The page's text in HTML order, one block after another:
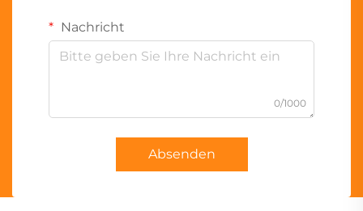
Nachricht
0/1000
Absenden